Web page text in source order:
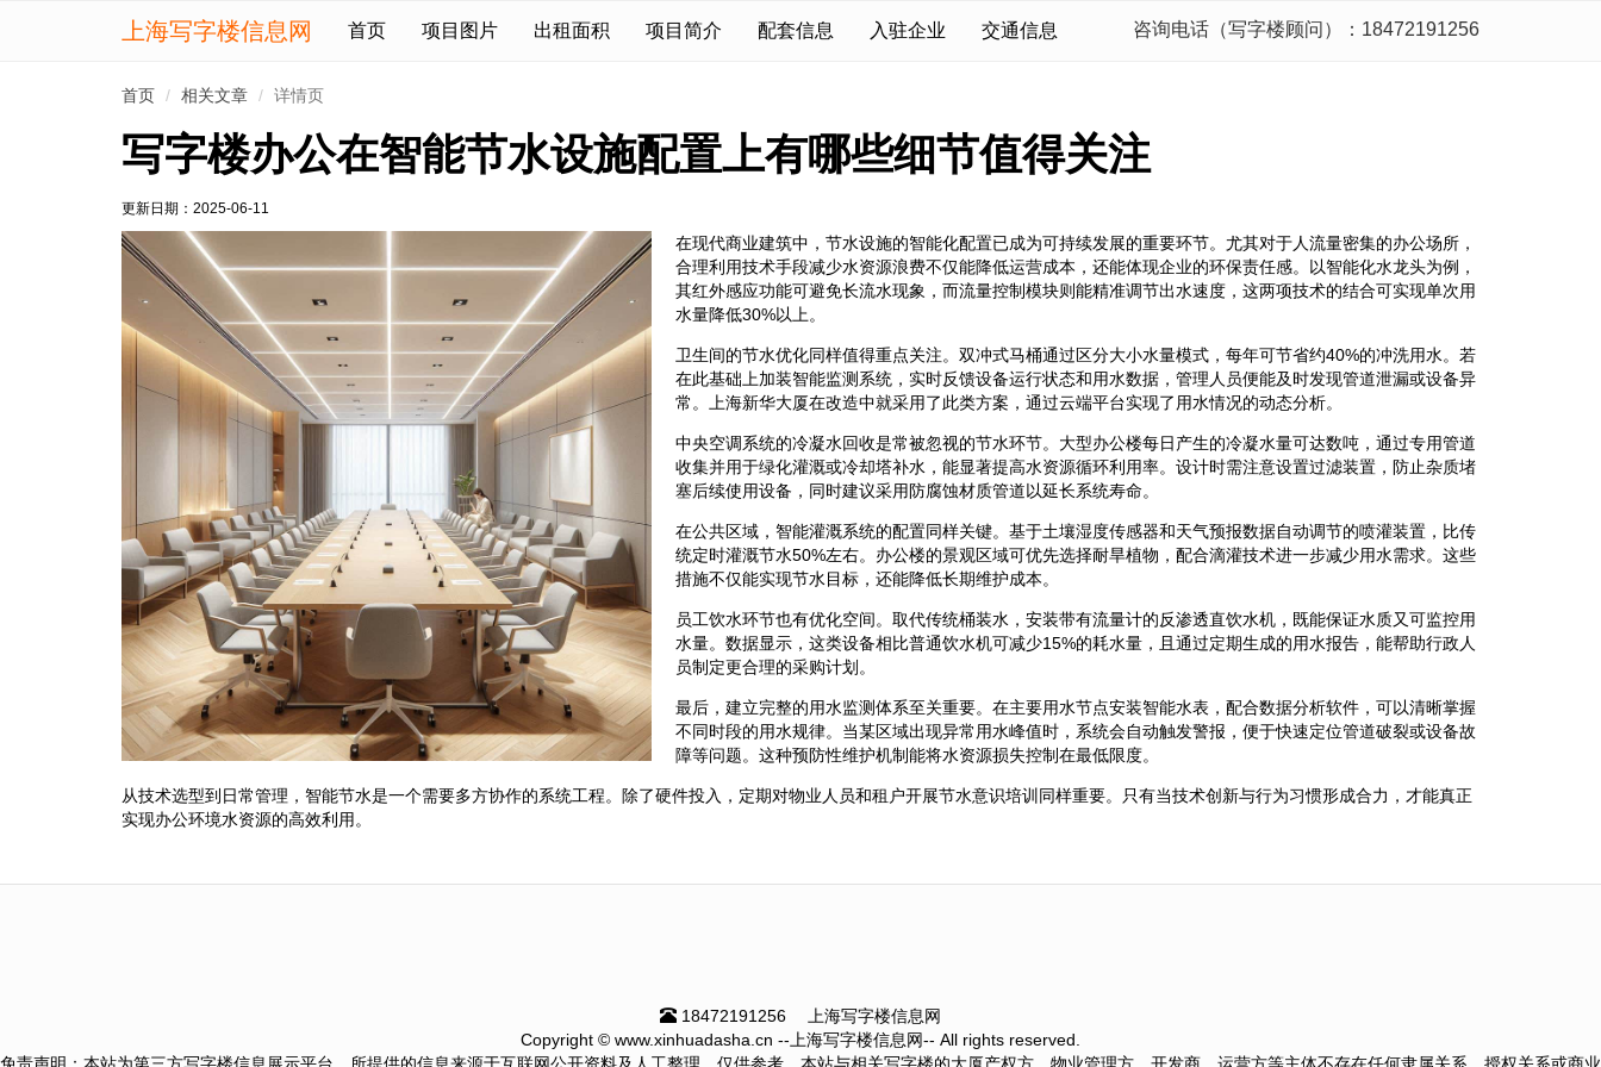
上海写字楼信息网 首页 项目图片 出租面积 项目简介 配套信息 入驻企业 交通信息 咨询电话（写字楼顾问）：18472191256
首页 相关文章 详情页
写字楼办公在智能节水设施配置上有哪些细节值得关注
更新日期： 2025-06-11
在现代商业建筑中，节水设施的智能化配置已成为可持续发展的重要环节。尤其对于人流量密集的办公场所，
合理利用技术手段减少水资源浪费不仅能降低运营成本，还能体现企业的环保责任感。以智能化水龙头为例，
其红外感应功能可避免长流水现象，而流量控制模块则能精准调节出水速度，这两项技术的结合可实现单次用
水量降低30%以上。
卫生间的节水优化同样值得重点关注。双冲式马桶通过区分大小水量模式，每年可节省约40%的冲洗用水。若
在此基础上加装智能监测系统，实时反馈设备运行状态和用水数据，管理人员便能及时发现管道泄漏或设备异
常。上海新华大厦在改造中就采用了此类方案，通过云端平台实现了用水情况的动态分析。
中央空调系统的冷凝水回收是常被忽视的节水环节。大型办公楼每日产生的冷凝水量可达数吨，通过专用管道
收集并用于绿化灌溉或冷却塔补水，能显著提高水资源循环利用率。设计时需注意设置过滤装置，防止杂质堵
塞后续使用设备，同时建议采用防腐蚀材质管道以延长系统寿命。
在公共区域，智能灌溉系统的配置同样关键。基于土壤湿度传感器和天气预报数据自动调节的喷灌装置，比传
统定时灌溉节水50%左右。办公楼的景观区域可优先选择耐旱植物，配合滴灌技术进一步减少用水需求。这些
措施不仅能实现节水目标，还能降低长期维护成本。
员工饮水环节也有优化空间。取代传统桶装水，安装带有流量计的反渗透直饮水机，既能保证水质又可监控用
水量。数据显示，这类设备相比普通饮水机可减少15%的耗水量，且通过定期生成的用水报告，能帮助行政人
员制定更合理的采购计划。
最后，建立完整的用水监测体系至关重要。在主要用水节点安装智能水表，配合数据分析软件，可以清晰掌握
不同时段的用水规律。当某区域出现异常用水峰值时，系统会自动触发警报，便于快速定位管道破裂或设备故
障等问题。这种预防性维护机制能将水资源损失控制在最低限度。
从技术选型到日常管理，智能节水是一个需要多方协作的系统工程。除了硬件投入，定期对物业人员和租户开展节水意识培训同样重要。只有当技术创新与行为习惯形成合力，才能真正
实现办公环境水资源的高效利用。
18472191256
上海写字楼信息网
Copyright © www.xinhuadasha.cn --上海写字楼信息网-- All rights reserved.